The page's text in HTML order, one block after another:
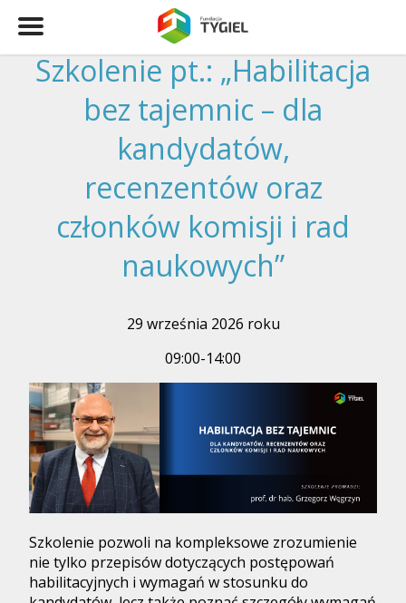
Szkolenie pt.: „Habilitacja
bez tajemnic – dla
kandydatów,
recenzentów oraz
członków komisji i rad
naukowych”
29 września 2026 roku
09:00-14:00
Szkolenie pozwoli na kompleksowe zrozumienie
nie tylko przepisów dotyczących postępowań
habilitacyjnych i wymagań w stosunku do